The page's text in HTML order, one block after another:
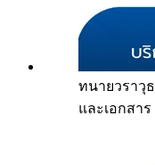
ทนายวราวุธ
และเอกสาร